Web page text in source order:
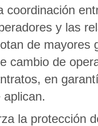
coordinación
y las
de mayores
cambio de
en
aplican.
la protección